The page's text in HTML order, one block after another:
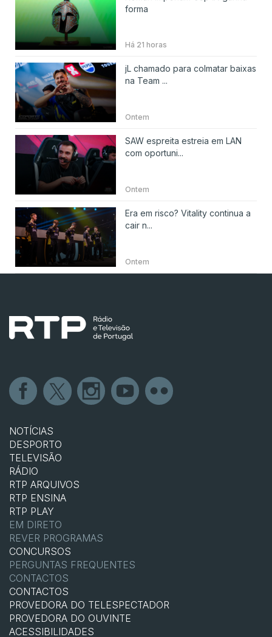
forma
Há 21 horas
jL chamado para colmatar baixas
na Team ...
Ontem
SAW espreita estreia em LAN
com oportuni...
Ontem
Era em risco? Vitality continua a
cair n...
Ontem
NOTÍCIAS
DESPORTO
TELEVISÃO
RÁDIO
RTP ARQUIVOS
RTP ENSINA
RTP PLAY
EM DIRETO
REVER PROGRAMAS
CONCURSOS
PERGUNTAS FREQUENTES
CONTACTOS
CONTACTOS
PROVEDORA DO TELESPECTADOR
PROVEDORA DO OUVINTE
ACESSIBILIDADES